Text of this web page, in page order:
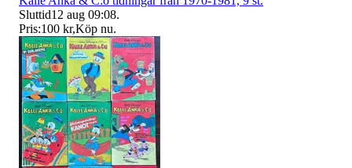
Sluttid12 aug 09:08.
Pris:100 kr,Köp nu.